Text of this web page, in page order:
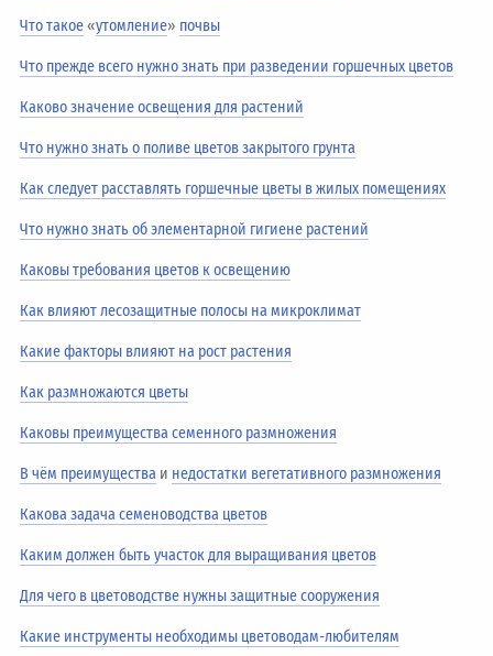
Что такое «утомление» почвы
Что прежде всего нужно знать при разведении горшечных цветов
Каково значение освещения для растений
Что нужно знать о поливе цветов закрытого грунта
Как следует расставлять горшечные цветы в жилых помещениях
Что нужно знать об элементарной гигиене растений
Каковы требования цветов к освещению
Как влияют лесозащитные полосы на микроклимат
Какие факторы влияют на рост растения
Как размножаются цветы
Каковы преимущества семенного размножения
В чём преимущества и недостатки вегетативного размножения
Какова задача семеноводства цветов
Каким должен быть участок для выращивания цветов
Для чего в цветоводстве нужны защитные сооружения
Какие инструменты необходимы цветоводам-любителям